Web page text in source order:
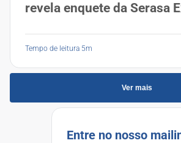
revela enquete da Serasa
Tempo de leitura 5m
Ver mais
Entre no nosso